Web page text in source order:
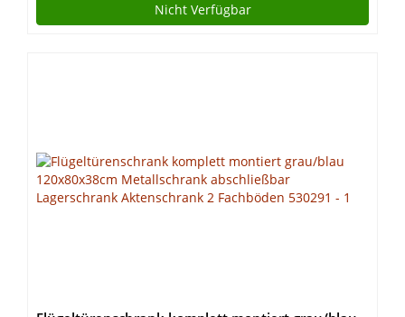
Nicht Verfügbar